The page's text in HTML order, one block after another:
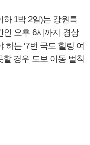
하 1박 2일)는 강원특
인 오후 6시까지 경상
는 ‘7번 국도 힐링 여
할 경우 도보 이동 벌칙